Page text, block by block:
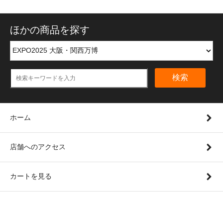
ほかの商品を探す
検索
ホーム
店舗へのアクセス
カートを見る